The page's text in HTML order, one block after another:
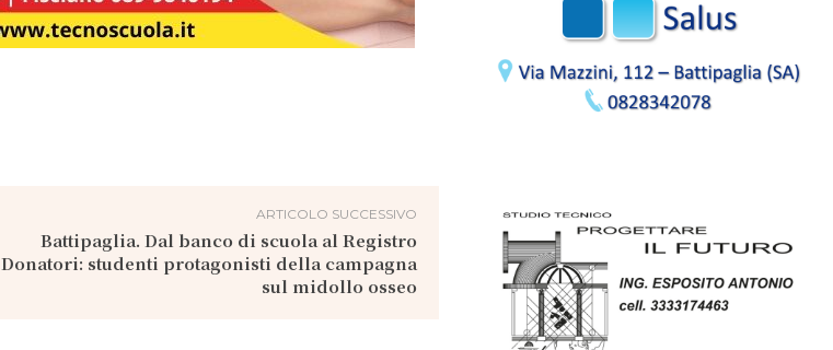
ARTICOLO SUCCESSIVO
Battipaglia. Dal banco di scuola al Registro
Donatori: studenti protagonisti della campagna
sul midollo osseo